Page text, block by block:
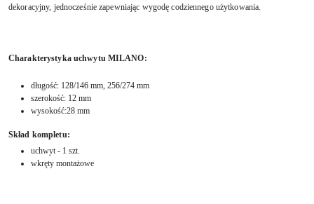
dekoracyjny, jednocześnie zapewniając wygodę codziennego użytkowania.
Charakterystyka uchwytu MILANO:
długość: 128/146 mm, 256/274 mm
szerokość: 12 mm
wysokość:28 mm
Skład kompletu:
uchwyt - 1 szt.
wkręty montażowe